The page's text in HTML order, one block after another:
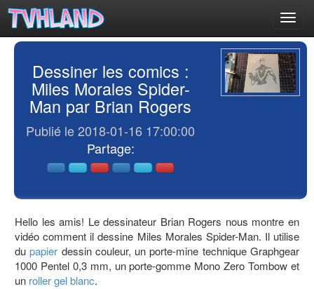
Dessiner les comics :
Miles Morales Spider-
Man par Brian Rogers
Publié le 2018-01-16 17:00:00
Partage:
Hello les amis! Le dessinateur Brian Rogers nous montre en
vidéo comment il dessine Miles Morales Spider-Man. Il utilise
dupapier dessin couleur, un porte-mine technique Graphgear
1000 Pentel 0,3 mm, un porte-gomme Mono Zero Tombow et
un roller gel blanc.